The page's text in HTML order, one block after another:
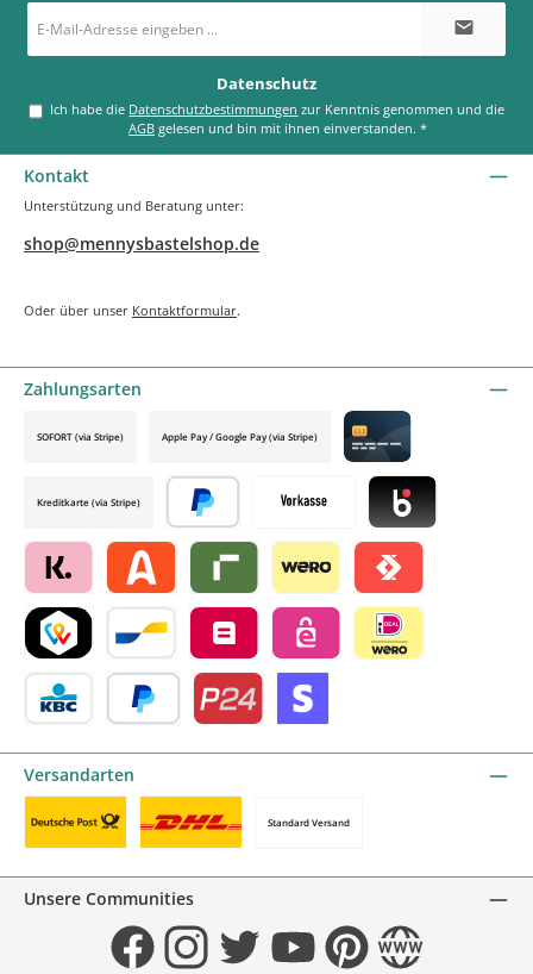
E-
Mail-
*
Datenschutz
Ich habe die Datenschutzbestimmungen
AGB gelesen und bin mit ihnen einverstanden.*
Kontakt
Unterstützung und Beratung unter:
shop@mennysbastelshop.de
Oder über unser Kontaktformular.
Zahlungsarten
Vorkasse Blik by mollie
Klarna by mollieAlma by mollieRiverty by mollie
Wero Satispay by mollie
TWINT by mollieBancontact by mollie
Belfius by mollieeps by mollie
SOFORT (via Stripe) Apple Pay / Google Pay (via Stripe)
Credit card by mollie
Kreditkarte (via Stripe)
Später bezahlen
Versandarten
Standard Versand
Unsere Communities
FacebookInstagramTwitter YouTubePinterestWebsite